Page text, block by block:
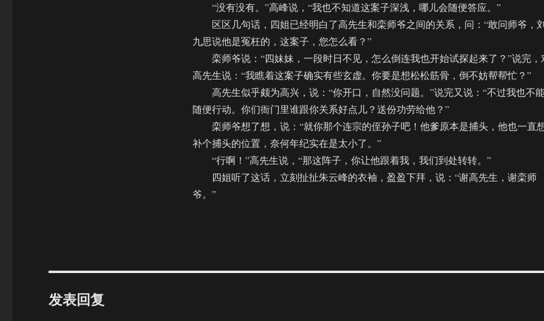
“没有没有。”高峰说，“我也不知道这案子深浅，哪儿会随便答应。”
区区几句话，四姐已经明白了高先生和栾师爷之间的关系，问：“敢问师爷，
九思说他是冤枉的，这案子，您怎么看？”
栾师爷说：“四妹妹，一段时日不见，怎么倒连我也开始试探起来了？”说完，
高先生说：“我瞧着这案子确实有些玄虚。你要是想松松筋骨，倒不妨帮帮忙？”
高先生似乎颇为高兴，说：“你开口，自然没问题。”说完又说：“不过我也不
随便行动。你们衙门里谁跟你关系好点儿？送份功劳给他？”
栾师爷想了想，说：“就你那个连宗的侄孙子吧！他爹原本是捕头，他也一直
补个捕头的位置，奈何年纪实在是太小了。”
“行啊！”高先生说，“那这阵子，你让他跟着我，我们到处转转。”
四姐听了这话，立刻扯扯朱云峰的衣袖，盈盈下拜，说：“谢高先生，谢栾师
爷。”
发表回复